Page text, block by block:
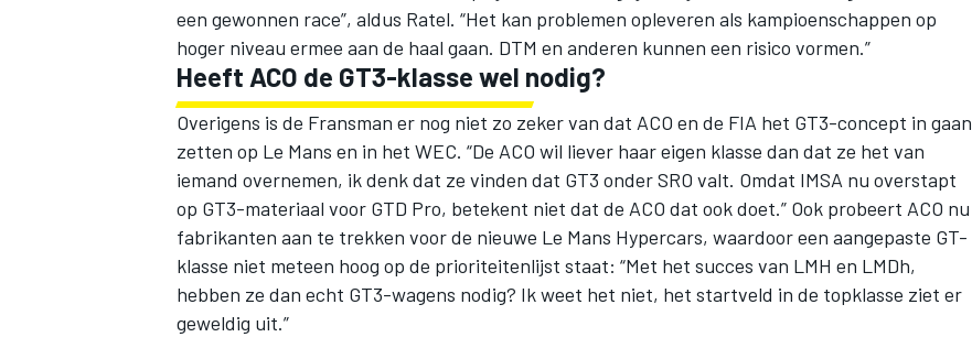
een gewonnen race”, aldus Ratel. “Het kan problemen opleveren als kampioenschappen op
hoger niveau ermee aan de haal gaan. DTM en anderen kunnen een risico vormen.”
Heeft ACO de GT3-klasse wel nodig?
Overigens is de Fransman er nog niet zo zeker van dat ACO en de FIA het GT3-concept in gaan
zetten op Le Mans en in het WEC. “De ACO wil liever haar eigen klasse dan dat ze het van
iemand overnemen, ik denk dat ze vinden dat GT3 onder SRO valt. Omdat IMSA nu overstapt
op GT3-materiaal voor GTD Pro, betekent niet dat de ACO dat ook doet.” Ook probeert ACO nu
fabrikanten aan te trekken voor de nieuwe Le Mans Hypercars, waardoor een aangepaste GT-
klasse niet meteen hoog op de prioriteitenlijst staat: “Met het succes van LMH en LMDh,
hebben ze dan echt GT3-wagens nodig? Ik weet het niet, het startveld in de topklasse ziet er
geweldig uit.”